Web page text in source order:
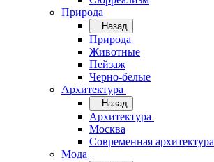
Природа
Назад
Природа
Животные
Пейзаж
Черно-белые
Архитектура
Назад
Архитектура
Москва
Современная архитектура
Мода